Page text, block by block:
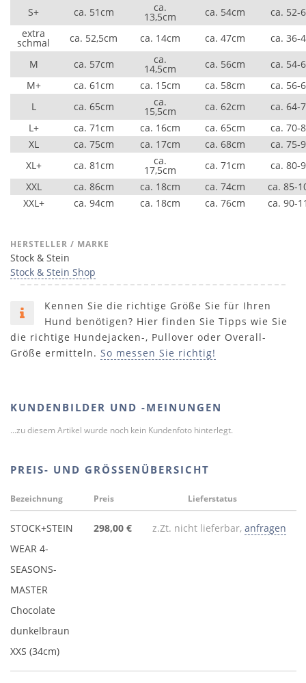
S+
ca. 51cm ca.
13,5cm ca. 54cm
ca. 52-
extra
schmal ca. 52,5cm ca. 14cm ca. 47cm
ca. 36-
M
ca. 57cm ca.
14,5cm ca. 56cm
ca. 54-
M+
ca. 61cm ca. 15cm ca. 58cm
ca. 56-
L
ca. 65cm ca.
15,5cm ca. 62cm
ca. 64-
L+
ca. 71cm ca. 16cm ca. 65cm
ca. 70-
XL
ca. 75cm ca. 17cm ca. 68cm
ca. 75-
XL+
ca. 81cm ca.
17,5cm ca. 71cm
ca. 80-
XXL
ca. 86cm ca. 18cm ca. 74cm
ca. 85-
XXL+
ca. 94cm ca. 18cm ca. 76cm ca. 90-
HERSTELLER / MARKE
Stock & Stein
Stock & Stein Shop
Kennen Sie die richtige Größe Sie für Ihren
Hund benötigen? Hier finden Sie Tipps wie Sie
die richtige Hundejacken-, Pullover oder Overall-
Größe ermitteln. So messen Sie richtig!
KUNDENBILDER UND -MEINUNGEN
...zu diesem Artikel wurde noch kein Kundenfoto hinterlegt.
PREIS- UND GRÖSSENÜBERSICHT
Bezeichnung Preis Lieferstatus
STOCK+STEIN
WEAR 4-
SEASONS-
MASTER
Chocolate
dunkelbraun
XXS (34cm)
298,00 € z.Zt. nicht lieferbar, anfragen